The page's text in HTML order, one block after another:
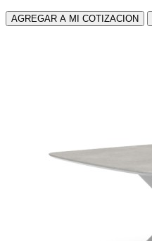
AGREGAR A MI COTIZACION